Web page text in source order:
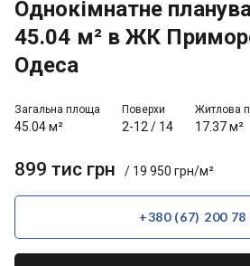
Однокімнатне
45.04 м² в ЖК
Одеса
Загальна площа
45.04 м²
Поверхи
2-12 / 14
Житлова
17.37 м²
899 тис грн / 19 950 грн/м²
+380 (67) 200 78